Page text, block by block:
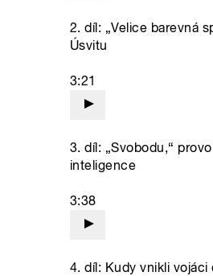
2. díl: „Velice barevná
Úsvitu
3:21
3. díl: „Svobodu,“
inteligence
3:38
4. díl: Kudy vnikli